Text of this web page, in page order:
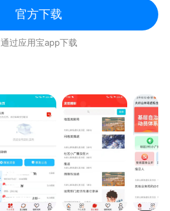
官方下载
通过应用宝app下载